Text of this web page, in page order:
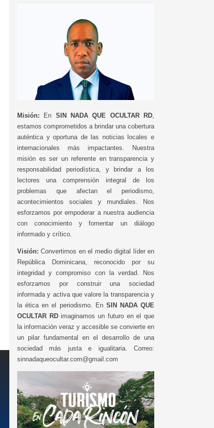
Misión: En SIN NADA QUE OCULTAR RD
estamos comprometidos a brindar una cobertura
auténtica y oportuna de las noticias locales e
internacionales más impactantes. Nuestra
misión es ser un referente en transparencia y
responsabilidad periodística, y brindar a los
lectores una comprensión integral de los
problemas que afectan el periodismo,
acontecimientos sociales y mundiales. Nos
esforzamos por empoderar a nuestra audiencia
con conocimiento y fomentar un diálogo
informado y crítico.
Visión: Convertirnos en el medio digital líder en
República Dominicana, reconocido por su
integridad y compromiso con la verdad. Nos
esforzamos por construir una sociedad
informada y activa que valore la transparencia y
la ética en el periodismo. En SIN NADA QUE
OCULTAR RDimaginamos un futuro en el que
la información veraz y accesible se convierte en
un pilar fundamental en el desarrollo de una
sociedad más justa e igualitaria. Correo:
sinnadaqueocultar.com@gmail.com